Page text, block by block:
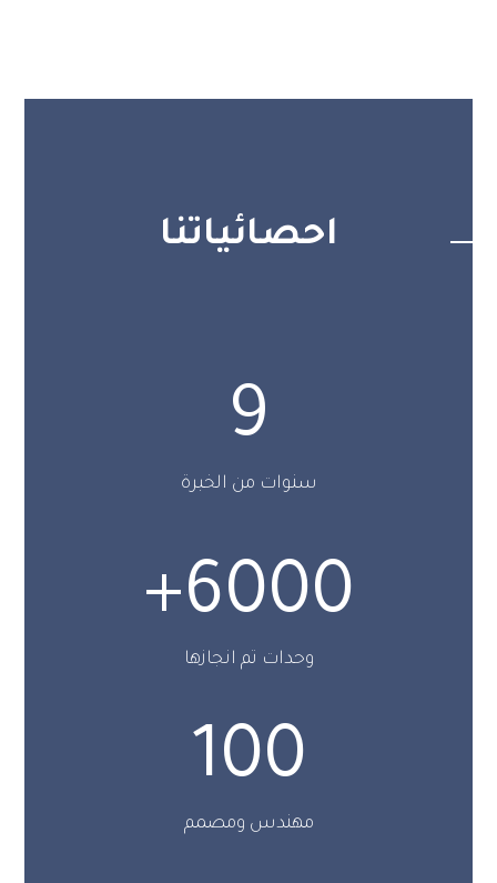
احصائياتنا
9
سنوات من الخبرة
6000
+
وحدات تم انجازها
100
مهندس ومصمم